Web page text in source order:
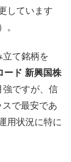
しています
。
て銘柄を
ード 新興国株
強ですが、信
で最安であ
用状況に特に